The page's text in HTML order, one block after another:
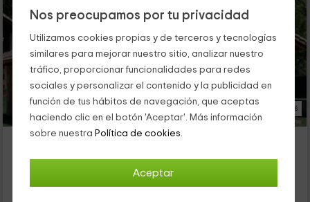
Nos preocupamos por tu privacidad
Utilizamos cookies propias y de terceros y tecnologías
similares para mejorar nuestro sitio, analizar nuestro
tráfico, proporcionar funcionalidades para redes
sociales y personalizar el contenido y la publicidad en
función de tus hábitos de navegación, que aceptas
haciendo clic en el botón 'Aceptar'. Más información
sobre nuestra Política de cookies.
Aceptar
13 Fotos
Casa Marta
Alojamiento ubicado a 2.7km de Nestares
3 opiniones
Reservado 9 veces